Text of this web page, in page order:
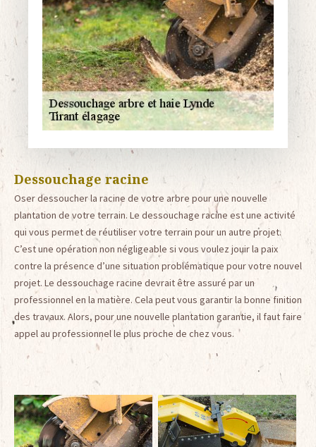
Dessouchage racine
Oser dessoucher la racine de votre arbre pour une nouvelle
plantation de votre terrain. Le dessouchage racine est une activité
qui vous permet de réutiliser votre terrain pour un autre projet.
C’est une opération non négligeable si vous voulez jouir la paix
contre la présence d’une situation problématique pour votre nouvel
projet. Le dessouchage racine devrait être assuré par un
professionnel en la matière. Cela peut vous garantir la bonne finition
des travaux. Alors, pour une nouvelle plantation garantie, il faut faire
appel au professionnel le plus proche de chez vous.